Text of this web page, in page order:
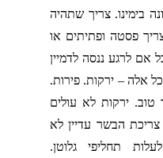
בימינו. צריך שתהיה
פסטה ופתיתים או
אם לרגע ננסה לדמיין
אלה – ירקות. פירות.
טוב. ירקות לא עולים
הבשר עדיין לא
תחליפי גלוטן.